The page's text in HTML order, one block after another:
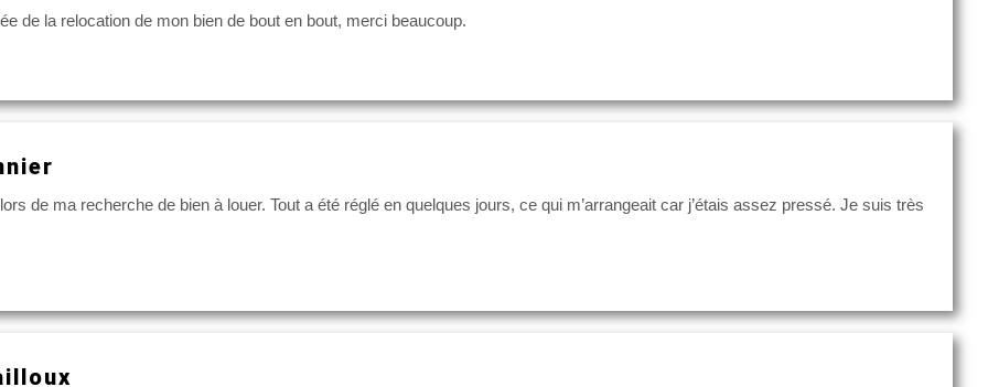
de la relocation de mon bien de bout en bout, merci beaucoup.
de ma recherche de bien à louer. Tout a été réglé en quelques jours, ce qui m’arrangeait car j’étais assez pressé. Je suis très